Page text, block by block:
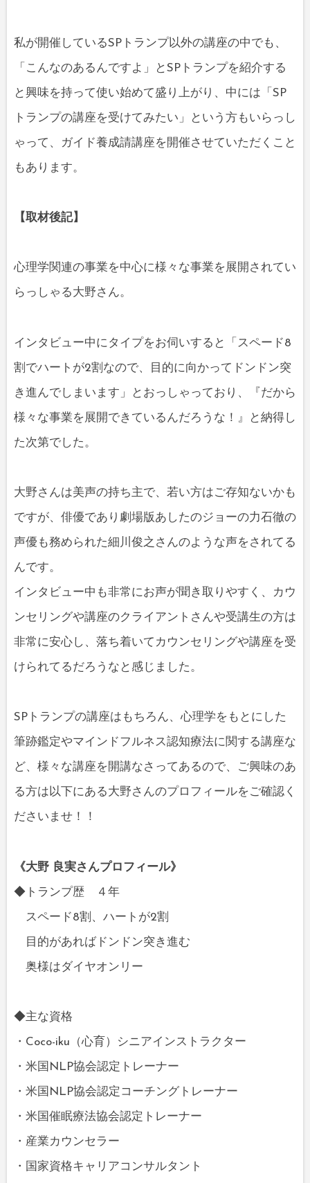
私が開催しているSPトランプ以外の講座の中でも、
「こんなのあるんですよ」とSPトランプを紹介する
と興味を持って使い始めて盛り上がり、中には「SP
トランプの講座を受けてみたい」という方もいらっし
ゃって、ガイド養成請講座を開催させていただくこと
もあります。
【取材後記】
心理学関連の事業を中心に様々な事業を展開されてい
らっしゃる大野さん。
インタビュー中にタイプをお伺いすると「スペード8
割でハートが2割なので、目的に向かってドンドン突
き進んでしまいます」とおっしゃっており、『だから
様々な事業を展開できているんだろうな！』と納得し
た次第でした。
大野さんは美声の持ち主で、若い方はご存知ないかも
ですが、俳優であり劇場版あしたのジョーの力石徹の
声優も務められた細川俊之さんのような声をされてる
んです。
インタビュー中も非常にお声が聞き取りやすく、カウ
ンセリングや講座のクライアントさんや受講生の方は
非常に安心し、落ち着いてカウンセリングや講座を受
けられてるだろうなと感じました。
SPトランプの講座はもちろん、心理学をもとにした
筆跡鑑定やマインドフルネス認知療法に関する講座な
ど、様々な講座を開講なさってあるので、ご興味のあ
る方は以下にある大野さんのプロフィールをご確認く
ださいませ！！
《大野 良実さんプロフィール》
◆トランプ歴 ４年
スペード8割、ハートが2割
目的があればドンドン突き進む
奥様はダイヤオンリー
◆主な資格
・Coco-iku（心育）シニアインストラクター
・米国NLP協会認定トレーナー
・米国NLP協会認定コーチングトレーナー
・米国催眠療法協会認定トレーナー
・産業カウンセラー
・国家資格キャリアコンサルタント